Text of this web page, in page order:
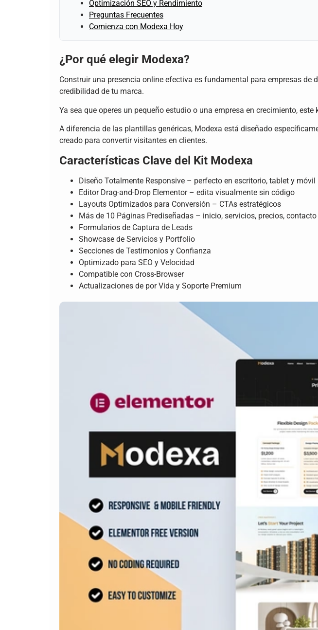
Optimización SEO y Rendimiento
Preguntas Frecuentes
Comienza con Modexa Hoy
¿Por qué elegir Modexa?
Construir una presencia online efectiva es fundamental para empresas de
credibilidad de tu marca.
Ya sea que operes un pequeño estudio o una empresa en crecimiento,
A diferencia de las plantillas genéricas, Modexa está diseñado
creado para convertir visitantes en clientes.
Características Clave del Kit Modexa
Diseño Totalmente Responsive – perfecto en escritorio, tablet y móvil
Editor Drag-and-Drop Elementor – edita visualmente sin código
Layouts Optimizados para Conversión – CTAs estratégicos
Más de 10 Páginas Prediseñadas – inicio, servicios, precios, contacto
Formularios de Captura de Leads
Showcase de Servicios y Portfolio
Secciones de Testimonios y Confianza
Optimizado para SEO y Velocidad
Compatible con Cross-Browser
Actualizaciones de por Vida y Soporte Premium